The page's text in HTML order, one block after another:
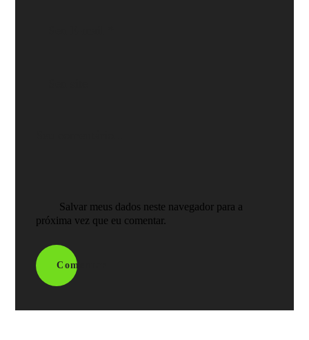
Salvar meus dados neste navegador para a
próxima vez que eu comentar.
Comentar